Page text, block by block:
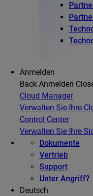
Anmelden
Back Anmelden
Cloud Manager
Verwalten Sie Ihre
Control Center
Verwalten Sie Ihre
Dokumente
Vertrieb
Support
Unter Angriff?
Deutsch